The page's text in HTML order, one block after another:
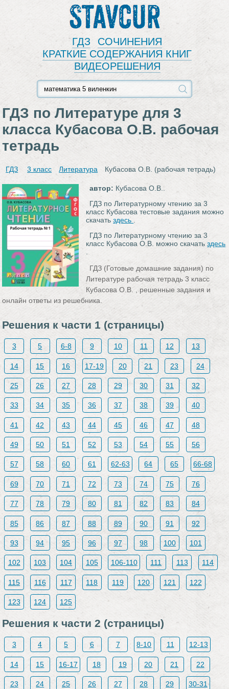
Stavcur
ГДЗ
СОЧИНЕНИЯ
КРАТКИЕ СОДЕРЖАНИЯ КНИГ
ВИДЕОРЕШЕНИЯ
ГДЗ по Литературе для 3
класса Кубасова О.В. рабочая
тетрадь
ГДЗ 3 класс Литература Кубасова О.В. (рабочая тетрадь)
автор: Кубасова О.В..
ГДЗ по Литературному чтению за 3
класс Кубасова тестовые задания можно
скачатьздесь
ГДЗ по Литературному чтению за 3
класс Кубасова О.В. можно скачатьздесь
ГДЗ (Готовые домашние задания) по
Литературе рабочая тетрадь 3 класс
Кубасова О.В. , решенные задания и
онлайн ответы из решебника.
Решения к части 1 (страницы)
3 5 6-8 9 10 11 12 13
14 15 16 17-19 20 21 23 24
25 26 27 28 29 30 31 32
33 34 35 36 37 38 39 40
41 42 43 44 45 46 47 48
49 50 51 52 53 54 55 56
57 58 60 61 62-63 64 65 66-68
69 70 71 72 73 74 75 76
77 78 79 80 81 82 83 84
85 86 87 88 89 90 91 92
93 94 95 96 97 98 100 101
102 103 104 105 106-110 111 113 114
115 116 117 118 119 120 121 122
123 124 125
Решения к части 2 (страницы)
3 4 5 6 7 8-10 11 12-13
14 15 16-17 18 19 20 21 22
23 24 25 26 27 28 29 30-31